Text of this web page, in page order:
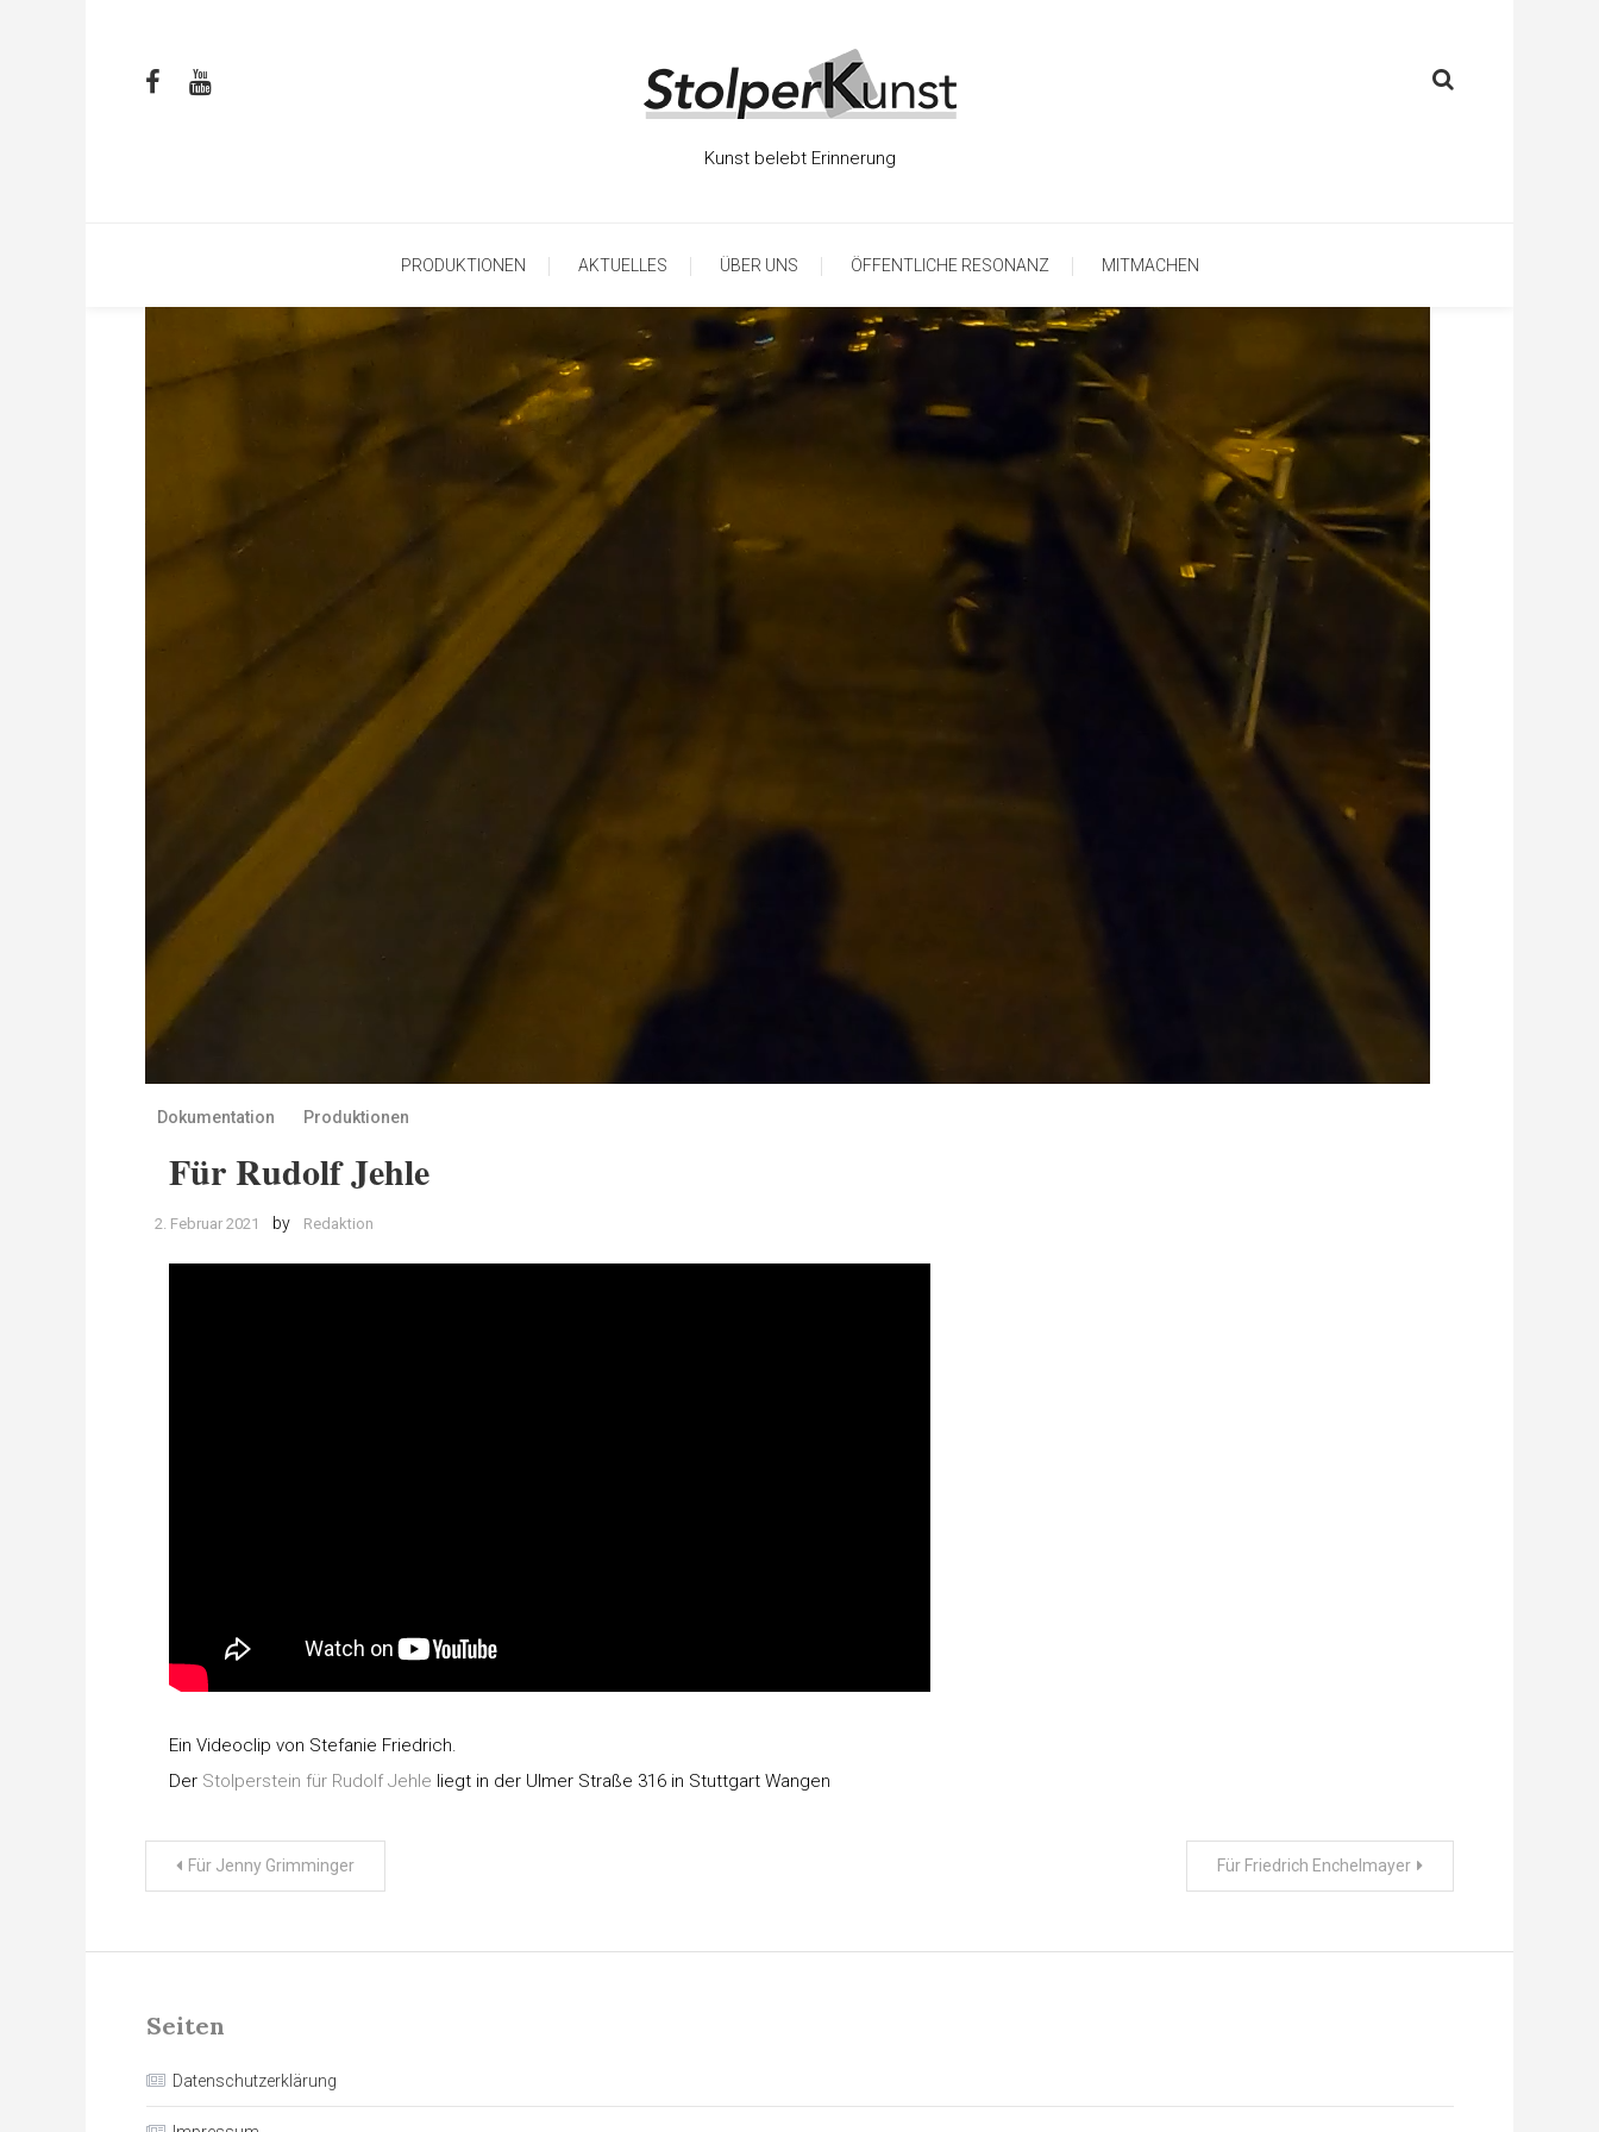
Kunst belebt Erinnerung
PRODUKTIONEN AKTUELLES ÜBER UNS ÖFFENTLICHE RESONANZ MITMACHEN
Dokumentation Produktionen
Für Rudolf Jehle
2. Februar 2021 by Redaktion
Ein Videoclip von Stefanie Friedrich.
Der Stolperstein für Rudolf Jehle liegt in der Ulmer Straße 316 in Stuttgart Wangen
Beitragsnavigation
Für Jenny Grimminger Für Friedrich Enchelmayer
Seiten
Datenschutzerklärung